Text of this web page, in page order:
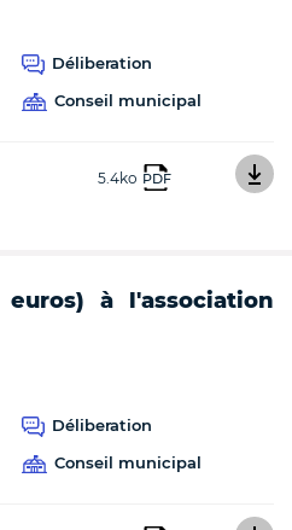
Déliberation
Conseil municipal
5.4ko PDF
euros) à l'association
Déliberation
Conseil municipal